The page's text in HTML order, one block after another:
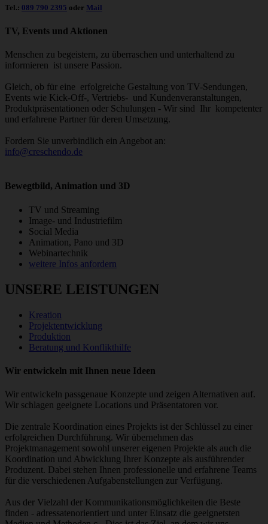
Tel.: 089 790 2395 oder Mail
TV, Events und Aktionen
Menschen zu begeistern, zu überraschen und unterhaltend zu
informieren ist unsere Passion.
Gleich, ob für eine erfolgreiche Gestaltung von TV-Sendungen,
Events wie Kick-Off-, Vertriebs- und Kundenveranstaltungen,
Produktpräsentationen oder Schulungen - Wir sind Ihr kompetenter
und erfahrene Partner für deren Umsetzung.
Fordern Sie unverbindlich ein Angebot an:
info@creschendo.de
Bewegtbild, Animation und 3D
TV und Streaming
Image- und Industriefilm
Social Media
Animation, Pano und 3D
Webinartechnik
weitere Infos anfordern
UNSERE LEISTUNGEN
Kreation
Projektentwicklung
Produktion
Beratung und Konflikthilfe
Wir entwickeln mit Ihnen neue Ideen
Wir entwickeln passgenaue Konzepte und zeigen Alternativen auf.
Wir schlagen geeignete Locations und Präsentatoren vor.
Die zentrale Koordination eines Projekts ist der Schlüssel zu einer
erfolgreichen Durchführung. Wir übernehmen das
Projektmanagement sowohl unserer eigenen Projekte als auch die
Koordination und Abwicklung Ihrer Konzepte als ausführender
Produzent. Dabei stehen Ihnen professionelle und erfahrene Teams
für die verschiedenen Aufgabenstellungen zur Verfügung.
Aus der Vielzahl der Kommunikationsmöglichkeiten die Beste
finden - adressatenorientiert und unter Einsatz die geeignetsten